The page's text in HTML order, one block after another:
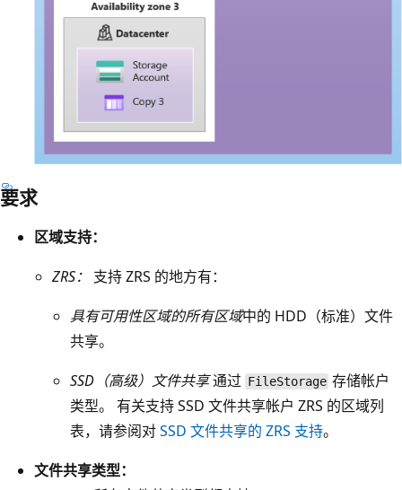
三
蓝
框
表
包
要求
区域支持：
ZRS： 支持 ZRS 的地方有：
具有可用性区域的所有区域中的 HDD（标准）文件
共享。
SSD（高级）文件共享通过 FileStorage 存储帐户
类型。 有关支持 SSD 文件共享帐户 ZRS 的区域列
表，请参阅对SSD 文件共享的 ZRS 支持。
文件共享类型：